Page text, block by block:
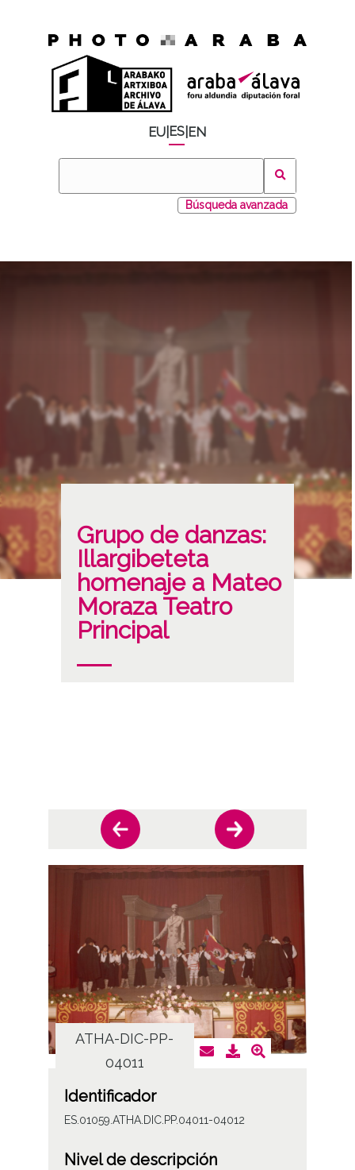
EU ES EN
Búsqueda avanzada
Grupo de danzas:
Illargibeteta
homenaje a Mateo
Moraza Teatro
Principal
ATHA-DIC-PP-
04011
Identificador
ES.01059.ATHA.DIC.PP.04011-04012
Nivel de descripción